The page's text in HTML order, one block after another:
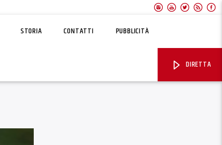
STORIA CONTATTI PUBBLICITÀ
DIRETTA